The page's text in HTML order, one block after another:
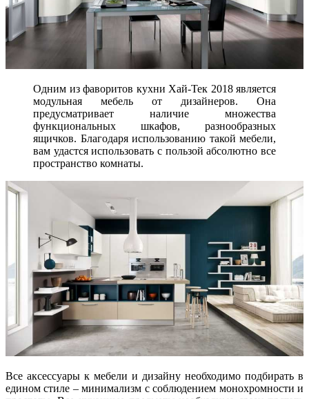
Одним из фаворитов кухни Хай-Тек 2018 является
модульная мебель от дизайнеров. Она
предусматривает наличие множества
функциональных шкафов, разнообразных
ящичков. Благодаря использованию такой мебели,
вам удастся использовать с пользой абсолютно все
пространство комнаты.
Все аксессуары к мебели и дизайну необходимо подбирать в
едином стиле – минимализм с соблюдением монохромности и